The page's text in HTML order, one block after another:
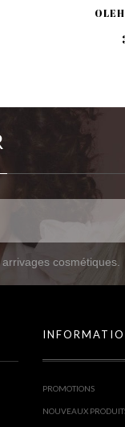
cosmétiques.
PROMOTIONS
NOUVEAUX